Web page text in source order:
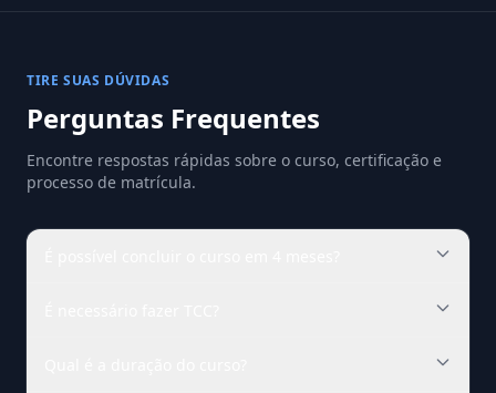
TIRE SUAS DÚVIDAS
Perguntas Frequentes
Encontre respostas rápidas sobre o curso, certificação e
processo de matrícula.